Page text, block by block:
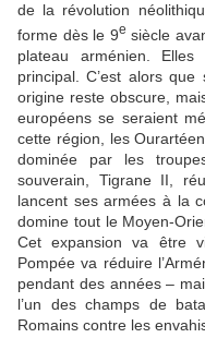
de la révolution
forme dès le 9e siècle
plateau arménien.
principal. C’est alors
origine reste obscure,
européens se seraient
cette région, les
dominée par les
souverain, Tigrane II,
lancent ses armées à la
domine tout le Moyen-
Cet expansion va être
Pompée va réduire
pendant des années –
l’un des champs de
Romains contre les